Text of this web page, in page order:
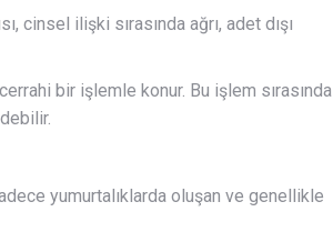
cinsel ilişki sırasında ağrı, adet dışı
bir işlemle konur. Bu işlem sırasında
yumurtalıklarda oluşan ve genellikle